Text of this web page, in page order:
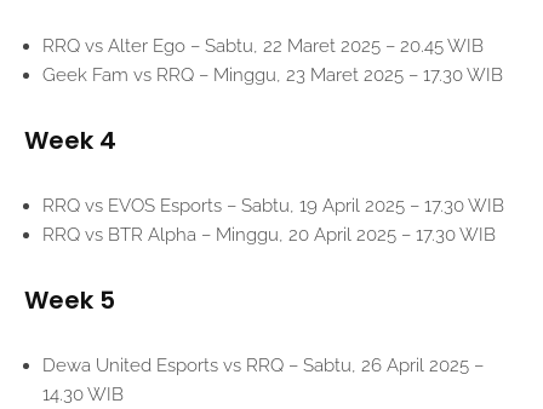
RRQ vs Alter Ego – Sabtu, 22 Maret 2025 – 20.45 WIB
Geek Fam vs RRQ – Minggu, 23 Maret 2025 – 17.30 WIB
Week 4
RRQ vs EVOS Esports – Sabtu, 19 April 2025 – 17.30 WIB
RRQ vs BTR Alpha – Minggu, 20 April 2025 – 17.30 WIB
Week 5
Dewa United Esports vs RRQ – Sabtu, 26 April 2025 –
14.30 WIB